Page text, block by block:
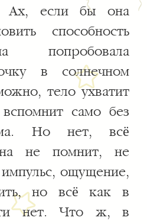
Ах, если бы она
способность
попробовала
в солнечном
тело ухватит
само без
Но нет, всё
не помнит, не
ощущение,
но всё как в
нет. Что ж, в